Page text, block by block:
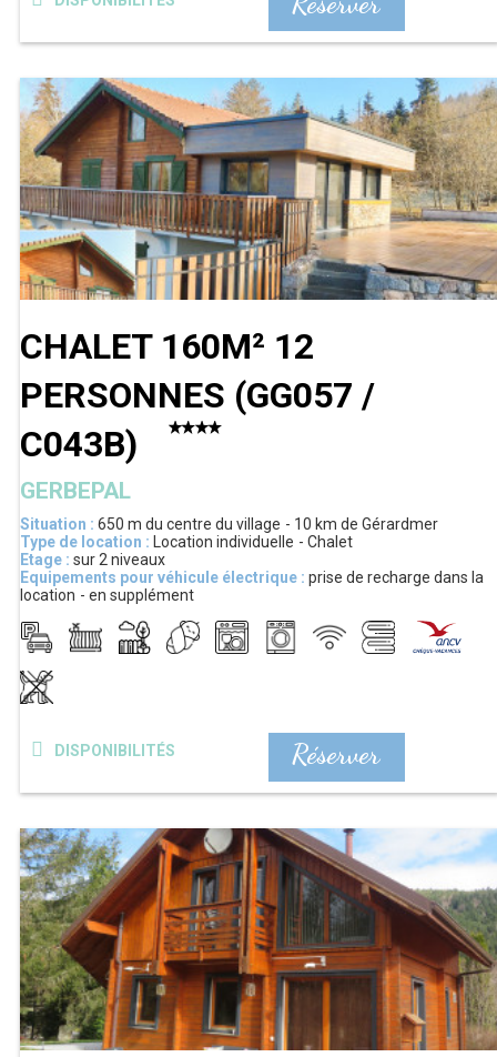
CHALET 160M² 12
PERSONNES (GG057 /
C043B)
GERBEPAL
Situation : 650 m du centre du village 10 km de Gérardmer
Type de location :
Location individuelle
Chalet
Etage : sur 2 niveaux
Equipements pour véhicule électrique : prise de recharge dans la
location
en supplément
Réserver
DISPONIBILITÉS